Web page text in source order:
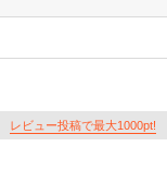
レビュー投稿で最大1000pt!